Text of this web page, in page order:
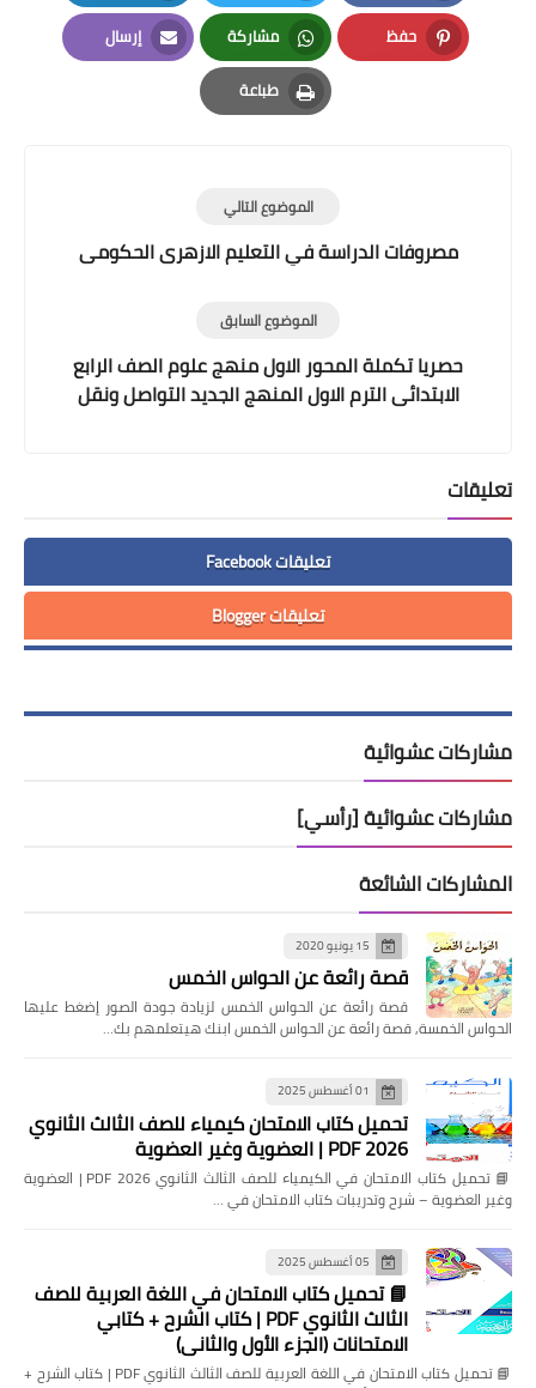
Facebook
Twitter
LinkedIn
حفظ
Pinterest
مشاركة
Whatsapp
إرسال
Email
طباعة
Print
الموضوع التالي
مصروفات الدراسة في التعليم الازهرى الحكومى
الموضوع السابق
حصريا تكملة المحور الاول منهج علوم الصف الرابع
الابتدائى الترم الاول المنهج الجديد التواصل ونقل
تعليقات
تعليقات Facebook
تعليقات Blogger
مشاركات عشوائية
مشاركات عشوائية [رأسي]
المشاركات الشائعة
15 يونيو 2020
قصة رائعة عن الحواس الخمس
قصة رائعة عن الحواس الخمس لزيادة جودة الصور إضغط عليها
الحواس الخمسة, قصة رائعة عن الحواس الخمس ابنك هيتعلمهم بك…
01 أغسطس 2025
تحميل كتاب الامتحان كيمياء للصف الثالث الثانوي
2026 PDF | العضوية وغير العضوية
📘 تحميل كتاب الامتحان في الكيمياء للصف الثالث الثانوي 2026 PDF | العضوية
وغير العضوية – شرح وتدريبات كتاب الامتحان في …
05 أغسطس 2025
📘 تحميل كتاب الامتحان في اللغة العربية للصف
الثالث الثانوي PDF | كتاب الشرح + كتابي
الامتحانات (الجزء الأول والثاني)
📘 تحميل كتاب الامتحان في اللغة العربية للصف الثالث الثانوي PDF | كتاب الشرح +